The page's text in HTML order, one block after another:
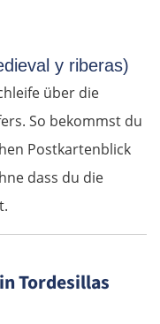
y riberas)
über die
So bekommst du
Postkartenblick
dass du die
Tordesillas